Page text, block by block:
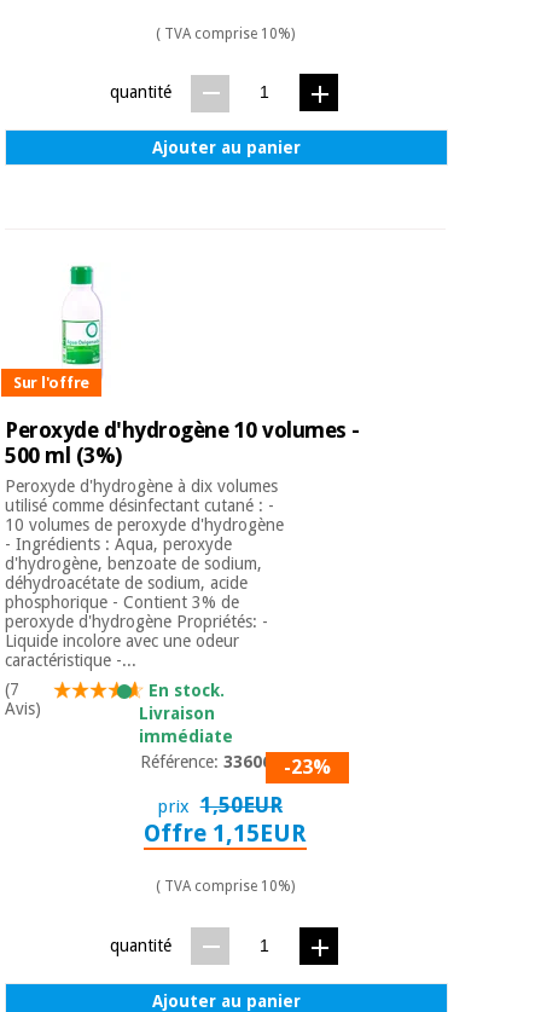
( TVA comprise 10%)
quantité
Ajouter au panier
Sur l'offre
Peroxyde d'hydrogène 10 volumes -
500 ml (3%)
Peroxyde d'hydrogène à dix volumes
utilisé comme désinfectant cutané : -
10 volumes de peroxyde d'hydrogène
- Ingrédients : Aqua, peroxyde
d'hydrogène, benzoate de sodium,
déhydroacétate de sodium, acide
phosphorique - Contient 3% de
peroxyde d'hydrogène Propriétés: -
Liquide incolore avec une odeur
caractéristique -...
(7
Avis)
En stock.
Livraison
immédiate
Référence:3360601-23%
prix 1,50EUR
Offre 1,15EUR
( TVA comprise 10%)
quantité
Ajouter au panier